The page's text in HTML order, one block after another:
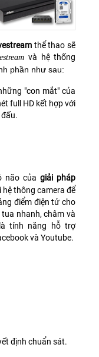
thể thao sẽ
và hệ thống
phần như sau:
"con mắt" của
full HD kết hợp với
não của giải pháp
thông camera để
điểm điện tử cho
nhanh, châm và
tính năng hỗ trợ
và Youtube.
định chuẩn sát.